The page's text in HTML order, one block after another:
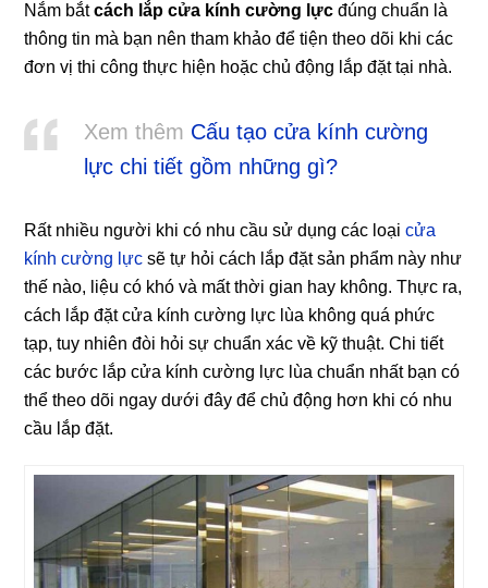
Nắm bắtcách lắp cửa kính cường lực đúng chuẩn là
thông tin mà bạn nên tham khảo để tiện theo dõi khi các
đơn vị thi công thực hiện hoặc chủ động lắp đặt tại nhà.
Xem thêm Cấu tạo cửa kính cường
lực chi tiết gồm những gì?
Rất nhiều người khi có nhu cầu sử dụng các loạicửa
kính cường lực sẽ tự hỏi cách lắp đặt sản phẩm này như
thế nào, liệu có khó và mất thời gian hay không. Thực ra,
cách lắp đặt cửa kính cường lực lùa không quá phức
tạp, tuy nhiên đòi hỏi sự chuẩn xác về kỹ thuật. Chi tiết
các bước lắp cửa kính cường lực lùa chuẩn nhất bạn có
thể theo dõi ngay dưới đây để chủ động hơn khi có nhu
cầu lắp đặt.